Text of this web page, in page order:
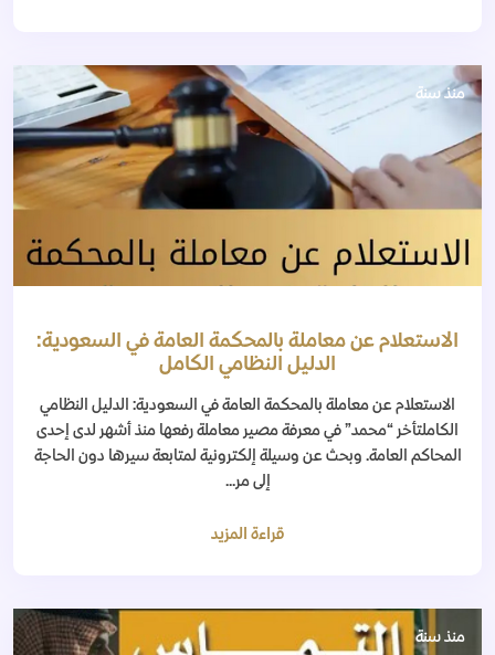
منذ سنة
الاستعلام عن معاملة بالمحكمة العامة في السعودية:
الدليل النظامي الكامل
الاستعلام عن معاملة بالمحكمة العامة في السعودية: الدليل النظامي
الكاملتأخر “محمد” في معرفة مصير معاملة رفعها منذ أشهر لدى إحدى
المحاكم العامة. وبحث عن وسيلة إلكترونية لمتابعة سيرها دون الحاجة
إلى مر...
قراءة المزيد
منذ سنة